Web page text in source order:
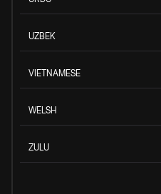
UZBEK
VIETNAMESE
WELSH
ZULU